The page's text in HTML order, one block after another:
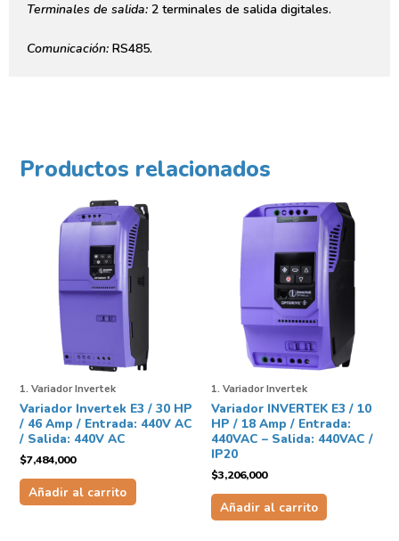
Terminales de salida: 2 terminales de salida digitales.
Comunicación: RS485.
Productos relacionados
1. Variador Invertek
Variador Invertek E3 / 30 HP
/ 46 Amp / Entrada: 440V AC
/ Salida: 440V AC
$7,484,000
Añadir al carrito
1. Variador Invertek
Variador INVERTEK E3 / 10
HP / 18 Amp / Entrada:
440VAC – Salida: 440VAC /
IP20
$3,206,000
Añadir al carrito